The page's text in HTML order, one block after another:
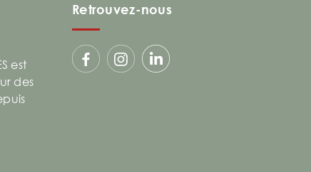
est
des
Retrouvez-nous